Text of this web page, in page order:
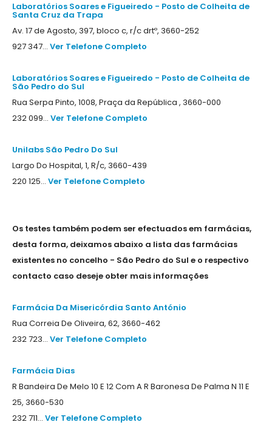
Laboratórios Soares e Figueiredo - Posto de Colheita de
Santa Cruz da Trapa
Av. 17 de Agosto, 397, bloco c, r/c drtº, 3660-252
927 347... Ver Telefone Completo
Laboratórios Soares e Figueiredo - Posto de Colheita de
São Pedro do Sul
Rua Serpa Pinto, 1008, Praça da República , 3660-000
232 099... Ver Telefone Completo
Unilabs São Pedro Do Sul
Largo Do Hospital, 1, R/c, 3660-439
220 125... Ver Telefone Completo
Os testes também podem ser efectuados em farmácias,
desta forma, deixamos abaixo a lista das farmácias
existentes no concelho - São Pedro do Sul e o respectivo
contacto caso deseje obter mais informações
Farmácia Da Misericórdia Santo António
Rua Correia De Oliveira, 62, 3660-462
232 723... Ver Telefone Completo
Farmácia Dias
R Bandeira De Melo 10 E 12 Com A R Baronesa De Palma N 11 E
25, 3660-530
232 711... Ver Telefone Completo